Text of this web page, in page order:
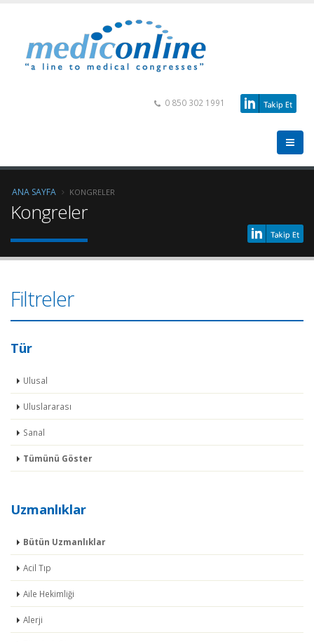
0 850 302 1991
ANA SAYFA KONGRELER
Kongreler
Filtreler
Tür
Ulusal
Uluslararası
Sanal
Tümünü Göster
Uzmanlıklar
Bütün Uzmanlıklar
Acil Tıp
Aile Hekimliği
Alerji